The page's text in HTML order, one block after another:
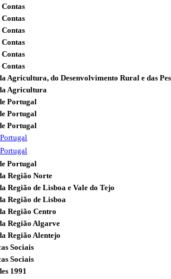
Agricultura, do Desenvolvimento Rural e das
Agricultura
Portugal
Portugal
Portugal
Portugal
Região Norte
Região de Lisboa e Vale do Tejo
Região de Lisboa
Região Centro
Região Algarve
Região Alentejo
Sociais
Sociais
1991